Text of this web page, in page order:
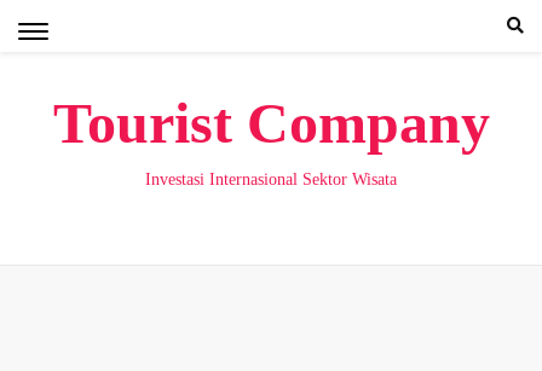
Tourist Company
Investasi Internasional Sektor Wisata